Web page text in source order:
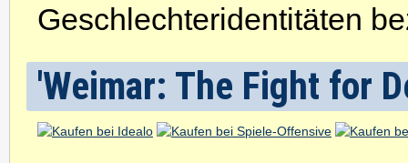
Geschlechteridentitäten
'Weimar: The Fight for